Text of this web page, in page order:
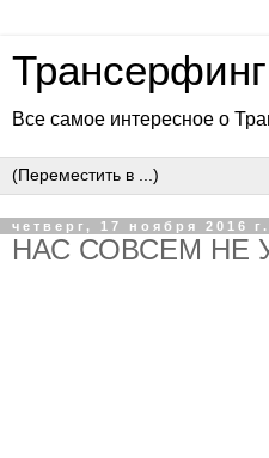
Все самое интересное о
четверг, 17 ноября 2016 г.
НАС СОВСЕМ НЕ